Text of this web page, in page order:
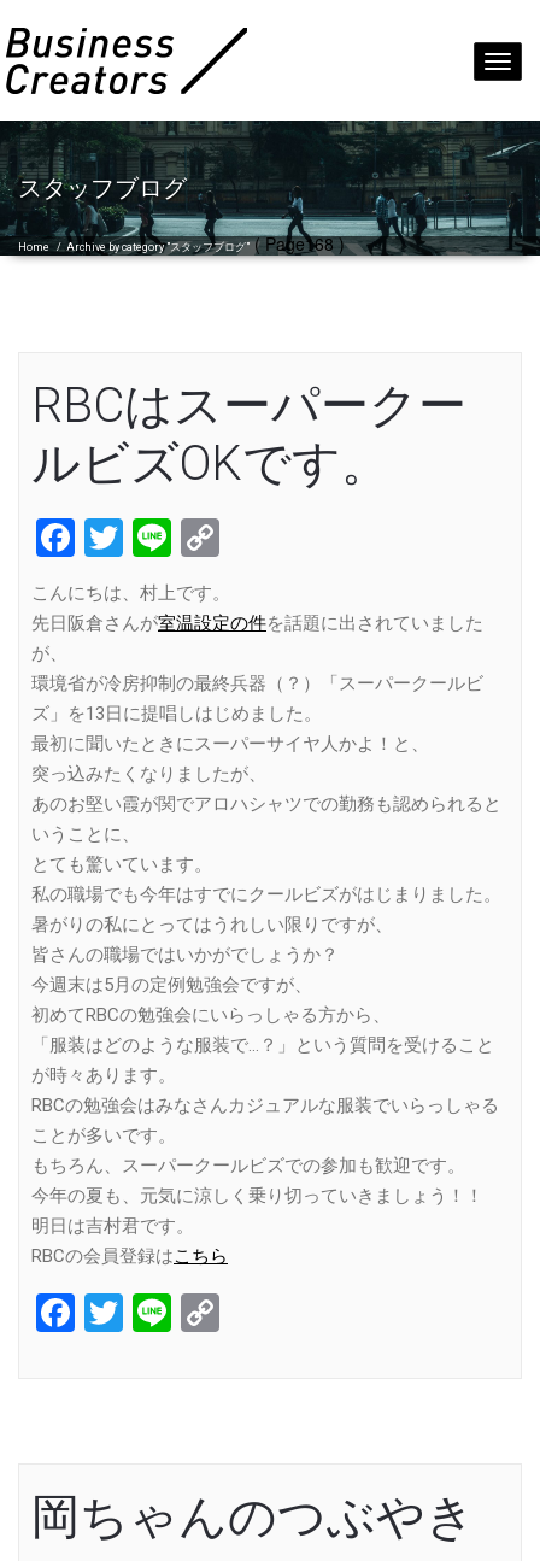
スタッフブログ
Home /Archive by category "スタッフブログ"( Page168 )
RBCはスーパークー
ルビズOKです。
Facebook
Twitter
Line
こんにちは、村上です。
先日阪倉さんが室温設定の件を話題に出されていました
が、
環境省が冷房抑制の最終兵器（？）「スーパークールビ
ズ」を13日に提唱しはじめました。
最初に聞いたときにスーパーサイヤ人かよ！と、
突っ込みたくなりましたが、
あのお堅い霞が関でアロハシャツでの勤務も認められると
いうことに、
とても驚いています。
私の職場でも今年はすでにクールビズがはじまりました。
暑がりの私にとってはうれしい限りですが、
皆さんの職場ではいかがでしょうか？
今週末は5月の定例勉強会ですが、
初めてRBCの勉強会にいらっしゃる方から、
「服装はどのような服装で…？」という質問を受けること
が時々あります。
RBCの勉強会はみなさんカジュアルな服装でいらっしゃる
ことが多いです。
もちろん、スーパークールビズでの参加も歓迎です。
今年の夏も、元気に涼しく乗り切っていきましょう！！
明日は吉村君です。
RBCの会員登録はこちら
Facebook
Twitter
Line
岡ちゃんのつぶやき